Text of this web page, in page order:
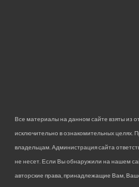
Все материалы на данном сайте взяты из
исключительно в ознакомительных целях.
владельцам. Администрация сайта
не несет. Если Вы обнаружили на нашем
авторские права, принадлежащие Вам,